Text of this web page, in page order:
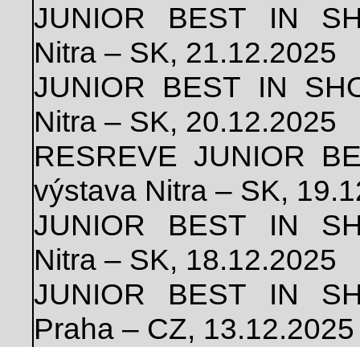
JUNIOR BEST IN
Nitra – SK, 21.12.2025
JUNIOR BEST IN
Nitra – SK, 20.12.2025
RESREVE JUNIOR
výstava Nitra – SK,
JUNIOR BEST IN
Nitra – SK, 18.12.2025
JUNIOR BEST IN
Praha – CZ, 13.12.2025